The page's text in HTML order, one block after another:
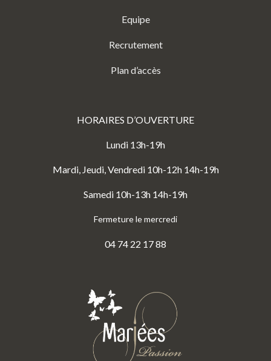
Equipe
Recrutement
Plan d’accès
HORAIRES D’OUVERTURE
Lundi 13h-19h
Mardi, Jeudi, Vendredi 10h-12h 14h-19h
Samedi 10h-13h 14h-19h
Fermeture le mercredi
04 74 22 17 88